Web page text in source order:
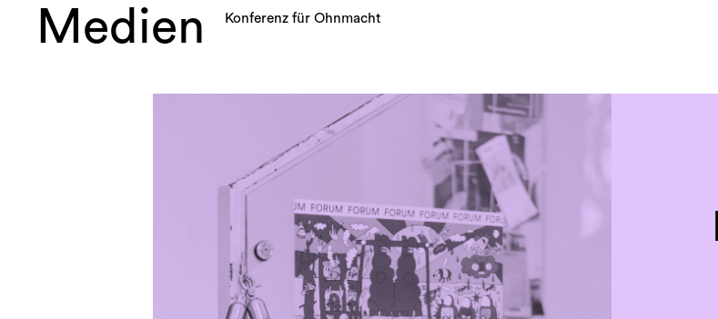
Medien Konferenz für Ohnmacht